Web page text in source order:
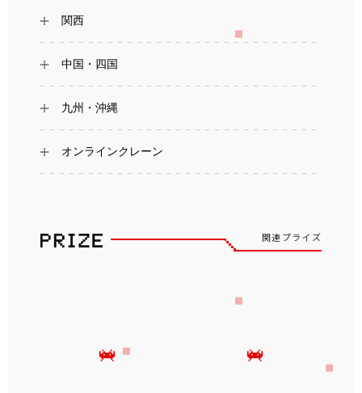
関西
中国・四国
九州・沖縄
オンラインクレーン
関連プライズ